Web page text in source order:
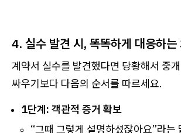
4. 실수 발견 시, 똑똑하게 대응하
계약서 실수를 발견했다면 당황해서 중
싸우기보다 다음의 순서를 따르세요.
1단계: 객관적 증거 확보
“그때 그렇게 설명하셨잖아요”라는